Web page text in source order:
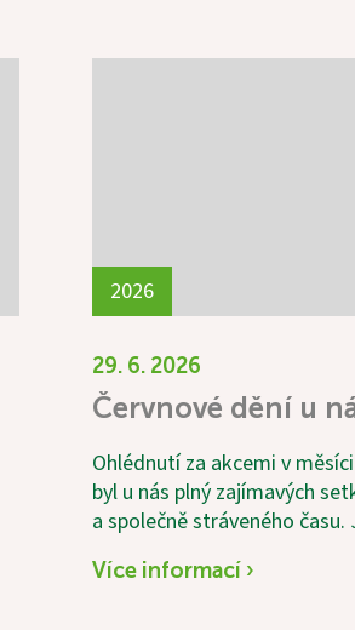
2026
29. 6. 2026
Červnové dění u
Ohlédnutí za akcemi v
byl u nás plný zajímavých
a společně stráveného
čase“, která sklidila velký
Více informací ›